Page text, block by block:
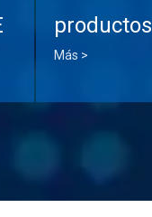
productos
Más >